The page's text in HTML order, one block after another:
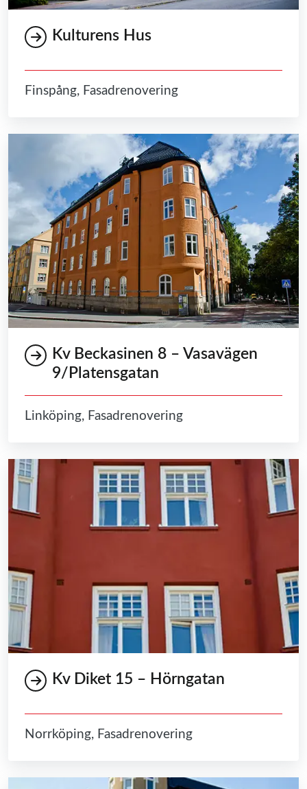
Kulturens Hus
Finspång, Fasadrenovering
Kv Beckasinen 8 – Vasavägen
9/Platensgatan
Linköping, Fasadrenovering
Kv Diket 15 – Hörngatan
Norrköping, Fasadrenovering